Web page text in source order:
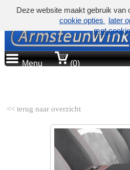
Menu (0)
<< terug naar overzicht
Deze website maakt gebruik van
cookie opties
later
met